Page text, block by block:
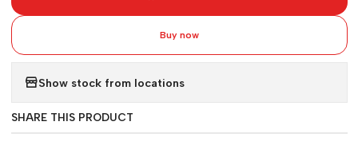
Buy now
Show stock from locations
SHARE THIS PRODUCT